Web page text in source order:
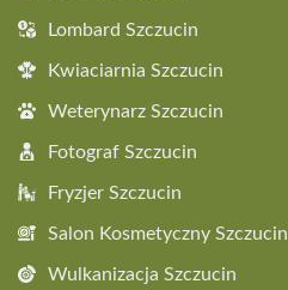
Lombard Szczucin
Kwiaciarnia Szczucin
Weterynarz Szczucin
Fotograf Szczucin
Fryzjer Szczucin
Salon Kosmetyczny Szczucin
Wulkanizacja Szczucin